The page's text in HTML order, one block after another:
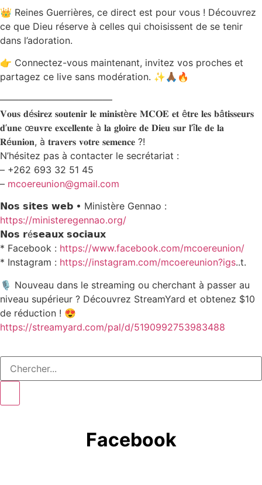
👑 Reines Guerrières, ce direct est pour vous ! Découvrez
ce que Dieu réserve à celles qui choisissent de se tenir
dans l’adoration.
👉 Connectez-vous maintenant, invitez vos proches et
partagez ce live sans modération. ✨🙏🏾🔥
————————————
𝐕𝐨𝐮𝐬 𝐝é𝐬𝐢𝐫𝐞𝐳 𝐬𝐨𝐮𝐭𝐞𝐧𝐢𝐫 𝐥𝐞 𝐦𝐢𝐧𝐢𝐬𝐭è𝐫𝐞 𝐌𝐂𝐎𝐄 𝐞𝐭 ê𝐭𝐫𝐞 𝐥𝐞𝐬 𝐛â𝐭𝐢𝐬𝐬𝐞𝐮𝐫𝐬
𝐝’𝐮𝐧𝐞 œ𝐮𝐯𝐫𝐞 𝐞𝐱𝐜𝐞𝐥𝐥𝐞𝐧𝐭𝐞 à 𝐥𝐚 𝐠𝐥𝐨𝐢𝐫𝐞 𝐝𝐞 𝐃𝐢𝐞𝐮 𝐬𝐮𝐫 𝐥’î𝐥𝐞 𝐝𝐞 𝐥𝐚
𝐑é𝐮𝐧𝐢𝐨𝐧, à 𝐭𝐫𝐚𝐯𝐞𝐫𝐬 𝐯𝐨𝐭𝐫𝐞 𝐬𝐞𝐦𝐞𝐧𝐜𝐞 ?!
N’hésitez pas à contacter le secrétariat :
– +262 693 32 51 45
– mcoereunion@gmail.com
𝗡𝗼𝘀 𝘀𝗶𝘁𝗲𝘀 𝘄𝗲𝗯 • Ministère Gennao :
https://ministeregennao.org/
𝗡𝗼𝘀 𝗿é𝘀𝗲𝗮𝘂𝘅 𝘀𝗼𝗰𝗶𝗮𝘂𝘅
* Facebook : https://www.facebook.com/mcoereunion/
* ⁠Instagram : https://instagram.com/mcoereunion?igs..t.
🎙️ Nouveau dans le streaming ou cherchant à passer au
niveau supérieur ? Découvrez StreamYard et obtenez $10
de réduction ! 😍
https://streamyard.com/pal/d/5190992753983488
Facebook